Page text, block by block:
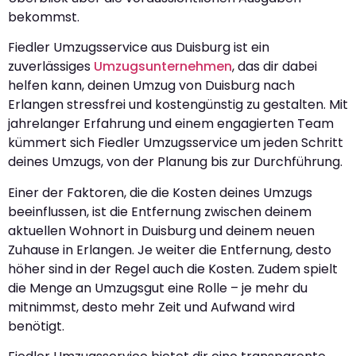
bekommst.
Fiedler Umzugsservice aus Duisburg ist ein
zuverlässiges Umzugsunternehmen, das dir dabei
helfen kann, deinen Umzug von Duisburg nach
Erlangen stressfrei und kostengünstig zu gestalten. Mit
jahrelanger Erfahrung und einem engagierten Team
kümmert sich Fiedler Umzugsservice um jeden Schritt
deines Umzugs, von der Planung bis zur Durchführung.
Einer der Faktoren, die die Kosten deines Umzugs
beeinflussen, ist die Entfernung zwischen deinem
aktuellen Wohnort in Duisburg und deinem neuen
Zuhause in Erlangen. Je weiter die Entfernung, desto
höher sind in der Regel auch die Kosten. Zudem spielt
die Menge an Umzugsgut eine Rolle – je mehr du
mitnimmst, desto mehr Zeit und Aufwand wird
benötigt.